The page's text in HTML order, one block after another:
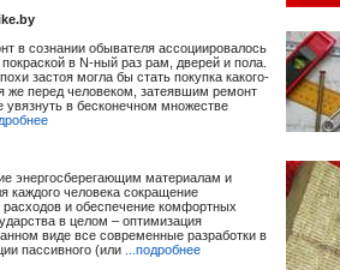
в сознании обывателя ассоциировалось
в N-ный раз рам, дверей и пола.
застоя могла бы стать покупка какого-
же перед человеком, затеявшим ремонт
в бесконечном множестве
энергосберегающим материалам и
каждого человека сокращение
и обеспечение комфортных
в целом – оптимизация
виде все современные разработки в
пассивного (или
...подробнее